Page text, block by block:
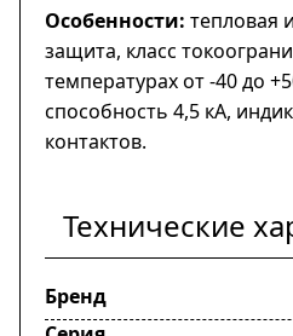
Особенности: тепловая
защита, класс
температурах от -40 до
способность 4,5 кА,
контактов.
Технические
Бренд